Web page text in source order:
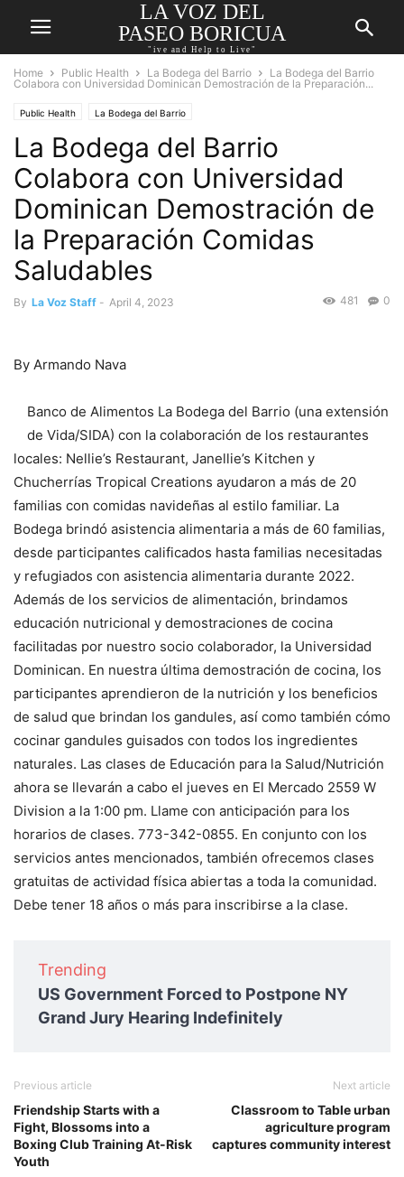
LA VOZ DEL
PASEO BORICUA
"ive and Help to Live"
Home Public Health La Bodega del Barrio
La Bodega del Barrio
Colabora con Universidad Dominican Demostración de la Preparación...
Public Health La Bodega del Barrio
La Bodega del Barrio
Colabora con Universidad
Dominican Demostración de
la Preparación Comidas
Saludables
By La Voz Staff - April 4, 2023 0
481
By Armando Nava
Banco de Alimentos La Bodega del Barrio (una extensión
de Vida/SIDA) con la colaboración de los restaurantes
locales: Nellie’s Restaurant, Janellie’s Kitchen y
Chucherrías Tropical Creations ayudaron a más de 20
familias con comidas navideñas al estilo familiar. La
Bodega brindó asistencia alimentaria a más de 60 familias,
desde participantes calificados hasta familias necesitadas
y refugiados con asistencia alimentaria durante 2022.
Además de los servicios de alimentación, brindamos
educación nutricional y demostraciones de cocina
facilitadas por nuestro socio colaborador, la Universidad
Dominican. En nuestra última demostración de cocina, los
participantes aprendieron de la nutrición y los beneficios
de salud que brindan los gandules, así como también cómo
cocinar gandules guisados con todos los ingredientes
naturales. Las clases de Educación para la Salud/Nutrición
ahora se llevarán a cabo el jueves en El Mercado 2559 W
Division a la 1:00 pm. Llame con anticipación para los
horarios de clases. 773-342-0855. En conjunto con los
servicios antes mencionados, también ofrecemos clases
gratuitas de actividad física abiertas a toda la comunidad.
Debe tener 18 años o más para inscribirse a la clase.
Trending
US Government Forced to Postpone NY
Grand Jury Hearing Indefinitely
Previous article
Friendship Starts with a
Fight, Blossoms into a
Boxing Club Training At-Risk
Youth
Next article
Classroom to Table urban
agriculture program
captures community interest